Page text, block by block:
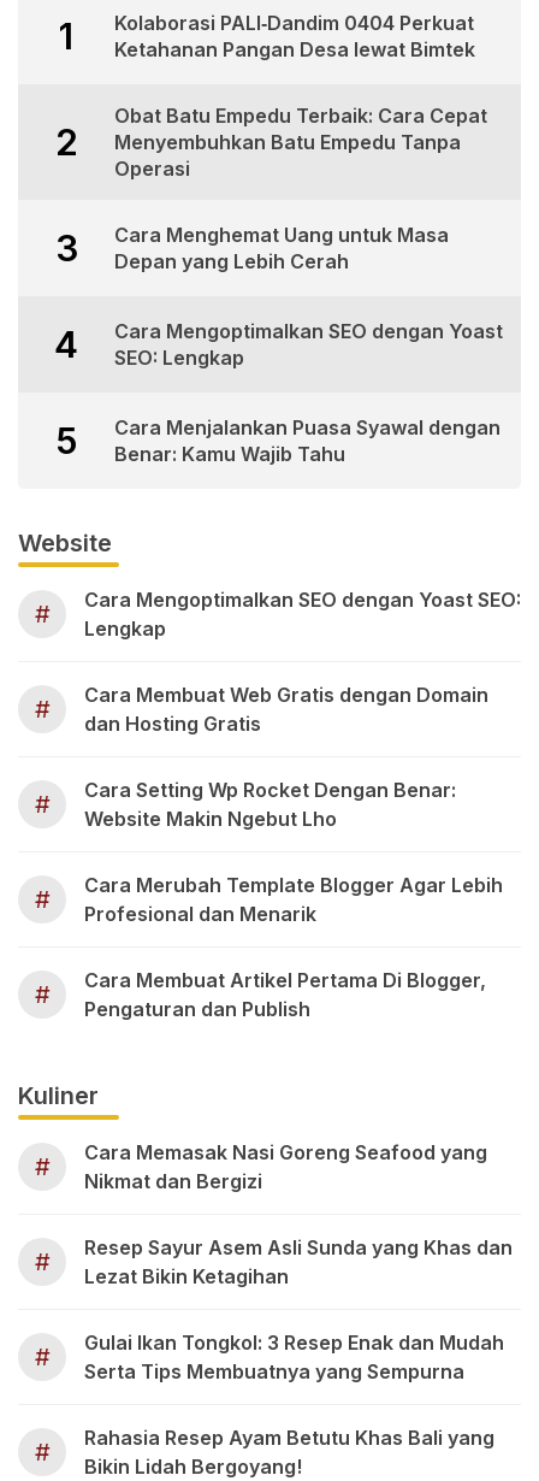
1
Kolaborasi PALI‑Dandim 0404 Perkuat
Ketahanan Pangan Desa lewat Bimtek
2
Obat Batu Empedu Terbaik: Cara Cepat
Menyembuhkan Batu Empedu Tanpa
Operasi
3
Cara Menghemat Uang untuk Masa
Depan yang Lebih Cerah
4
Cara Mengoptimalkan SEO dengan Yoast
SEO: Lengkap
5
Cara Menjalankan Puasa Syawal dengan
Benar: Kamu Wajib Tahu
Website
#
Cara Mengoptimalkan SEO dengan Yoast SEO:
Lengkap
#
Cara Membuat Web Gratis dengan Domain
dan Hosting Gratis
#
Cara Setting Wp Rocket Dengan Benar:
Website Makin Ngebut Lho
#
Cara Merubah Template Blogger Agar Lebih
Profesional dan Menarik
#
Cara Membuat Artikel Pertama Di Blogger,
Pengaturan dan Publish
Kuliner
#
Cara Memasak Nasi Goreng Seafood yang
Nikmat dan Bergizi
#
Resep Sayur Asem Asli Sunda yang Khas dan
Lezat Bikin Ketagihan
#
Gulai Ikan Tongkol: 3 Resep Enak dan Mudah
Serta Tips Membuatnya yang Sempurna
#
Rahasia Resep Ayam Betutu Khas Bali yang
Bikin Lidah Bergoyang!